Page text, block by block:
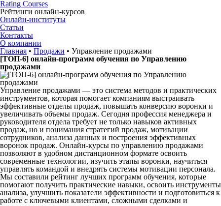
Rating Courses
Рейтинги онлайн-курсов
Онлайн-институты
Статьи
Контакты
О компании
Главная • Продажи • Управление продажами
[ТОП-6] онлайн-программ обучения по Управлению
продажами
Управление продажами — это система методов и практических
инструментов, которая помогает компаниям выстраивать
эффективные отделы продаж, повышать конверсию воронки и
увеличивать объемы продаж. Сегодня профессия менеджера и
руководителя отдела требует не только навыков активных
продаж, но и понимания стратегий продаж, мотивации
сотрудников, анализа данных и построения эффективных
воронок продаж. Онлайн-курсы по управлению продажами
позволяют в удобном дистанционном формате освоить
современные технологии, изучить этапы воронки, научиться
управлять командой и внедрять системы мотивации персонала.
Мы составили рейтинг лучших программ обучения, которые
помогают получить практические навыки, освоить инструменты
анализа, улучшить показатели эффективности и подготовиться к
работе с ключевыми клиентами, сложными сделками и